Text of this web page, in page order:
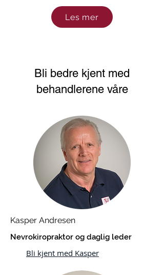
Les mer
Bli bedre kjent med
behandlerene våre
Kasper Andresen
Nevrokiropraktor og daglig leder
Bli kjent med Kasper